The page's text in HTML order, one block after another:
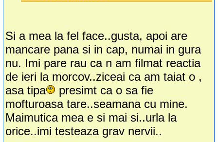
Si a mea la fel face..gusta, apoi are
mancare pana si in cap, numai in gura
nu. Imi pare rau ca n am filmat reactia
de ieri la morcov..ziceai ca am taiat o ,
asa tipa
presimt ca o sa fie
mofturoasa tare..seamana cu mine.
Maimutica mea e si mai si..urla la
orice..imi testeaza grav nervii..